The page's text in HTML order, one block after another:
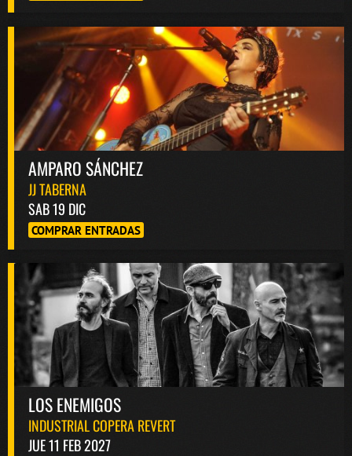
AMPARO SÁNCHEZ
JJ TABERNA
SAB 19 DIC
COMPRAR ENTRADAS
LOS ENEMIGOS
INDUSTRIAL COPERA REVERT
JUE 11 FEB 2027